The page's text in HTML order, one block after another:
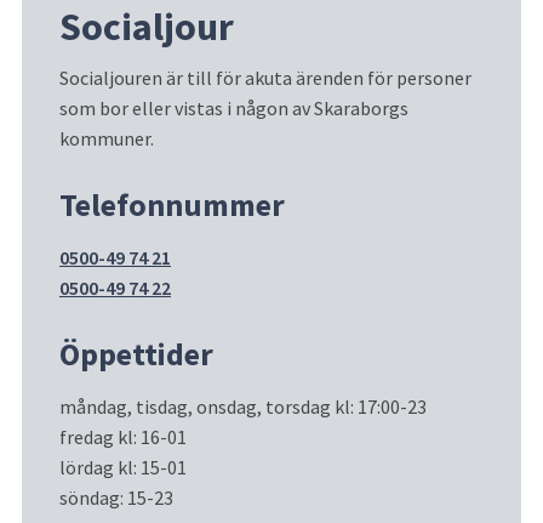
Socialjour
Socialjouren är till för akuta ärenden för personer
som bor eller vistas i någon av Skaraborgs
kommuner.
Telefonnummer
0500-49 74 21
0500-49 74 22
Öppettider
måndag, tisdag, onsdag, torsdag kl: 17:00-23
fredag kl: 16-01
lördag kl: 15-01
söndag: 15-23